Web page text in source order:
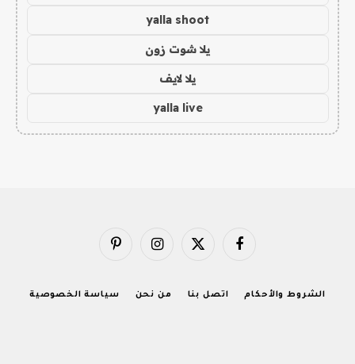
yalla shoot
يلا شوت زون
يلا لايف
yalla live
فيسبوك X
الانستغرامبينتيريست
الشروط والأحكام اتصل بنا من نحن سياسة الخصوصية